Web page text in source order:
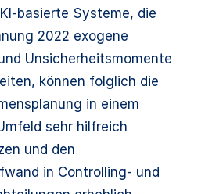
basierte Systeme, die
2022 exogene
Unsicherheitsmomente
können folglich die
in einem
sehr hilfreich
und den
in Controlling- und